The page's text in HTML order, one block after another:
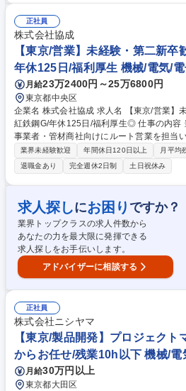
新たな工法やリサイクル設備の開発を進め
築牽引：温室効果ガスを分離し回収する量
を担当し、新システムを主導します。 ・新
新技術に適合する設備の仕様策定から試運
アを活かして遂行します。 募集職種 【次世代電池プロセス開発＠滋賀/栗
東】持続可能な社会の実現に向けた工程開
正社員
株式会社協成
【東京/営業】未経験・第二新卒
年休125日/福利厚生 機械/電気/
月給23万2400円～25万6800円
東京都中央区
企業名 株式会社協成 求人名 【東京/営業】未経験・第二新卒歓迎/伊藤忠丸
紅鉄鋼G/年休125日/福利厚生◎ 仕事の内容 当社の営業担当として、ガス
事業者・管材商社向けにルート営業を担当
管資材（キーロンパイプ）、都市ガス向け
宅設備機器・鋼管類等を取り扱います！ 〇自社製品及び他社製品の法人ル
ート営業・新規案件の情報収集 ・顧客定期
からの紹介が主で飛び込み無） ・見積書な
日常的な顧客フォロー ・官公庁の入札情報
先：都市ガス事業者及びLPガス会社/管材商
エリア：関東～甲信エリアを中心に、地域別・顧
【東京/営業】未経験・第二新卒歓迎/伊藤
生◎
業界未経験歓迎 年間休日120日以上
月平均
退職金あり
完全週休2日制 土日祝休み
求人探しにお困り ですか？
業界トップクラスの求人件数から
あなたの力を最大限に発揮できる
求人探しをお手伝いします。
アドバイザーに相談する
正社員
株式会社ニシヤマ
【東京/製品開発】プロジェクト
からお任せ/残業10h以下 機械/
月給30万円以上
東京都大田区